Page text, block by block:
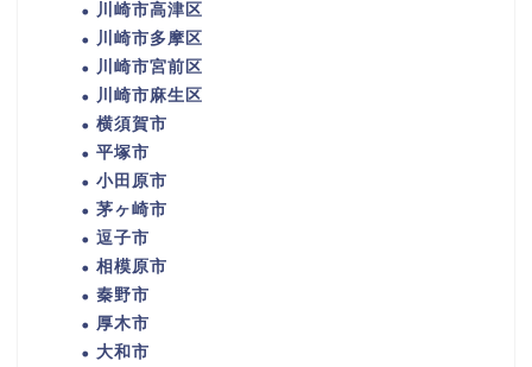
川崎市高津区
川崎市多摩区
川崎市宮前区
川崎市麻生区
横須賀市
平塚市
小田原市
茅ヶ崎市
逗子市
相模原市
秦野市
厚木市
大和市